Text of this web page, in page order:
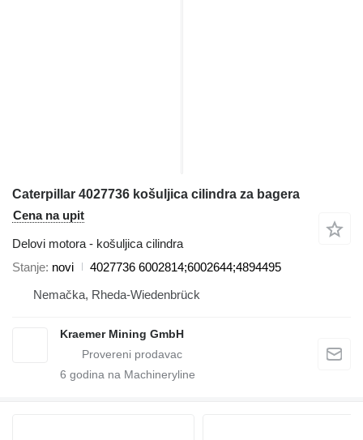
Caterpillar 4027736 košuljica cilindra za bagera
Cena na upit
Delovi motora - košuljica cilindra
Stanje novi
4027736 6002814;6002644;4894495
Nemačka, Rheda-Wiedenbrück
Kraemer Mining GmbH
6 godina na Machineryline